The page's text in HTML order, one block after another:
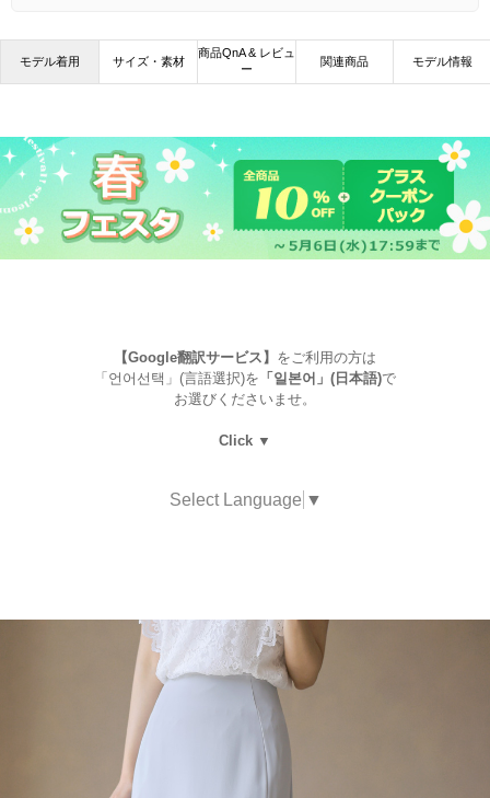
モデル着用 サイズ・素材
商品QnA & レビュ
ー
関連商品 モデル情報
【Google翻訳サービス】 をご利用の方は
「언어선택」(言語選択)を 「일본어」(日本語)で
お選びくださいませ。
Click ▼
Select Language ▼